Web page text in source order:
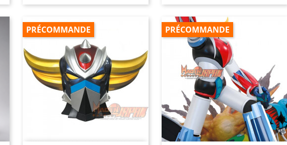
PRÉCOMMANDE PRÉCOMMANDE